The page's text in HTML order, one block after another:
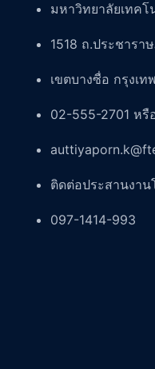
มหาวิทยาลัยเทคโ
1518 ถ.ประชารา
เขตบางซื่อ กรุงเท
02-555-2701 หรื
ติดต่อประสานงา
097-1414-993